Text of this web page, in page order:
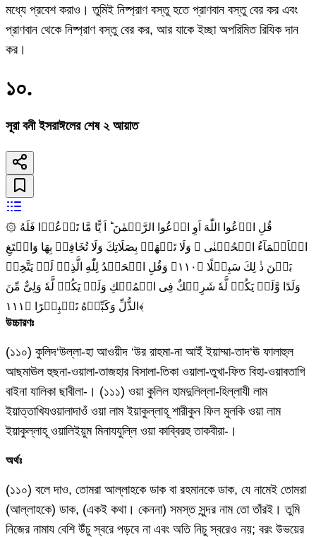
মধ্যে প্রবেশ করাও। তুমিই নিষ্প্রাণ বস্তু হতে প্রাণবান বস্তু বের কর এবং
প্রাণবান থেকে নিষ্প্রাণ বস্তু বের কর, আর যাকে ইচ্ছা অপরিমিত রিযিক দান
কর।
১০.
সূরা বনী ইসরাঈলের শেষ ২ আয়াত
۞ قُلِ ادۡعُوا اللّٰهَ اَوِ ادۡعُوا الرَّحۡمٰنَ‌ ؕ اَ يًّا مَّا تَدۡعُوۡا فَلَهُ
الۡاَسۡمَآءُ الۡحُسۡنٰى ‌ۚ وَلَا تَجۡهَرۡ بِصَلَاتِكَ وَلَا تُخَافِتۡ بِهَا وَابۡتَغِ
بَيۡنَ ذٰ لِكَ سَبِيۡلًا‏ ﴿۱۱۰﴾ وَقُلِ الۡحَمۡدُ لِلّٰهِ الَّذِىۡ لَمۡ يَتَّخِذۡ
وَلَدًا وَّلَمۡ يَكُنۡ لَّهٗ شَرِيۡكٌ فِى الۡمُلۡكِ وَلَمۡ يَكُنۡ لَّهٗ وَلِىٌّ مِّنَ
الذُّلِّ‌ وَكَبِّرۡهُ تَكۡبِيۡرًا‏ ﴿۱۱۱﴾
উচ্চারণঃ
(১১০) কুলিদ‘উল্লা-হা আওয়ীদ ‘উর রাহমা-না আইঁ ইয়াম্মা-তাদ‘ঊ ফালাহুল
আছমাঊল হুছনা-ওয়ালা-তাজহার বিসালা-তিকা ওয়ালা-তুখা-ফিত বিহা-ওয়াবতাগি
বাইনা যালিকা ছাবীলা-। (১১১) ওয়া কুলিল হামদুলিল্লা-হিল্লাযী লাম
ইয়াত্তাখিযওয়ালাদাওঁ ওয়া লাম ইয়াকুল্লাহূ শারীকুন ফিল মুলকি ওয়া লাম
ইয়াকুল্লাহূ ওয়ালিইয়ুম মিনাযযুল্লি ওয়া কাব্বিরহু তাকবীরা-।
অর্থঃ
(১১০) বলে দাও, তোমরা আল্লাহকে ডাক বা রহমানকে ডাক, যে নামেই তোমরা
(আল্লাহকে) ডাক, (একই কথা। কেননা) সমস্ত সুন্দর নাম তো তাঁরই। তুমি
নিজের নামায বেশি উঁচু স্বরে পড়বে না এবং অতি নিচু স্বরেও নয়; বরং উভয়ের